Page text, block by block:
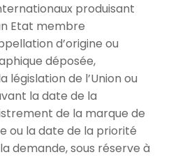
produisant
Etat membre
d’origine ou
déposée,
de l’Union ou
la date de la
de la marque de
ou la date de la priorité
demande, sous réserve à